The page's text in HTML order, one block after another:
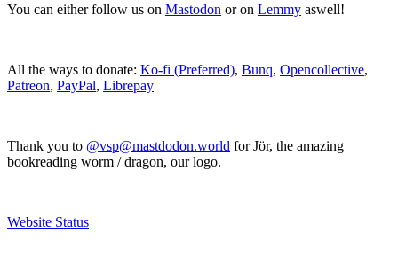
You can either follow us on Mastodon or on Lemmy aswell!
All the ways to donate: Ko-fi (Preferred), Bunq, Opencollective,
Patreon, PayPal, Librepay
Thank you to @vsp@mastdodon.world for Jör, the amazing
bookreading worm / dragon, our logo.
Website Status